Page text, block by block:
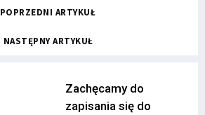
POPRZEDNI ARTYKUŁ
NASTĘPNY ARTYKUŁ
Zachęcamy do
zapisania się do